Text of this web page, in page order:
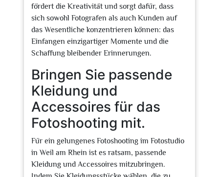
fördert die Kreativität und sorgt dafür, dass
sich sowohl Fotografen als auch Kunden auf
das Wesentliche konzentrieren können: das
Einfangen einzigartiger Momente und die
Schaffung bleibender Erinnerungen.
Bringen Sie passende
Kleidung und
Accessoires für das
Fotoshooting mit.
Für ein gelungenes Fotoshooting im Fotostudio
in Weil am Rhein ist es ratsam, passende
Kleidung und Accessoires mitzubringen.